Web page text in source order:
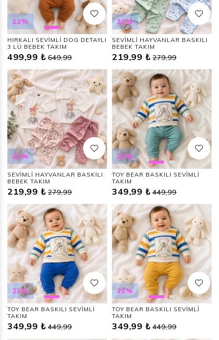
23%
HIRKALI SEVİMLİ DOG DETAYLI
3 LÜ BEBEK TAKIM
499,99 ₺ 649,99
21%
SEVİMLİ HAYVANLAR BASKILI
BEBEK TAKIM
219,99 ₺ 279,99
21%
SEVİMLİ HAYVANLAR BASKILI
BEBEK TAKIM
219,99 ₺ 279,99
22%
TOY BEAR BASKILI SEVİMLİ
TAKIM
349,99 ₺ 449,99
22%
TOY BEAR BASKILI SEVİMLİ
TAKIM
349,99 ₺ 449,99
22%
TOY BEAR BASKILI SEVİMLİ
TAKIM
349,99 ₺ 449,99